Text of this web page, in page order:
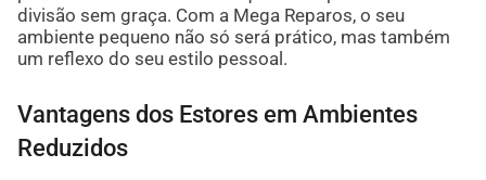
divisão sem graça. Com a Mega Reparos, o seu
ambiente pequeno não só será prático, mas também
um reflexo do seu estilo pessoal.
Vantagens dos Estores em Ambientes
Reduzidos